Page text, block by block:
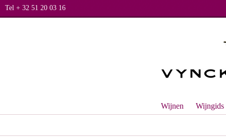
Tel + 32 51 20 03 16
Wijnen Wijngids